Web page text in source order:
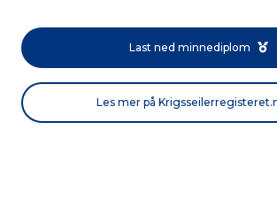
Last ned minnediplom
Les mer på